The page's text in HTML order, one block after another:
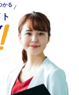
かる